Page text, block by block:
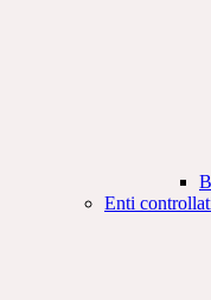
Enti